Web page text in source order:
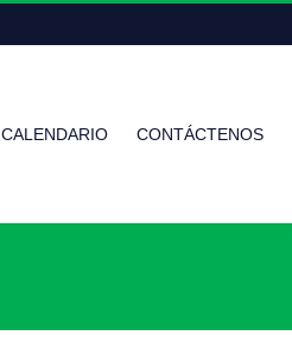
CALENDARIO CONTÁCTENOS